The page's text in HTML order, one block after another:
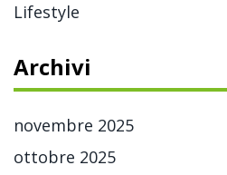
Lifestyle
Archivi
novembre 2025
ottobre 2025